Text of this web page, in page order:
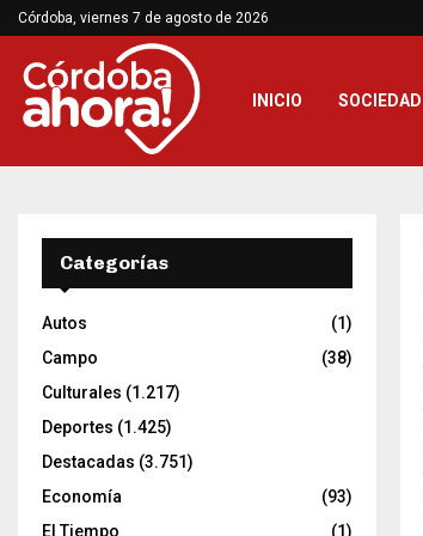
Córdoba, viernes 7 de agosto de 2026
INICIO SOCIEDAD
Categorías
Autos
(1)
Campo
(38)
Culturales (1.217)
Deportes (1.425)
Destacadas (3.751)
Economía
(93)
El Tiempo
(1)